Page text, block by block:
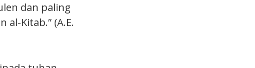
dan paling
Kitab.” (A.E.